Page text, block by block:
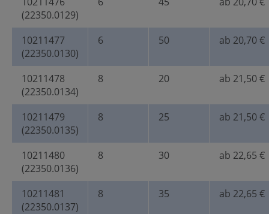
(22350.0129)
10211477
(22350.0130)
6 50 ab 20,70 €
10211478
(22350.0134)
8 20 ab 21,50 €
10211479
(22350.0135)
8 25 ab 21,50 €
10211480
(22350.0136)
8 30 ab 22,65 €
10211481
(22350.0137)
8 35 ab 22,65 €